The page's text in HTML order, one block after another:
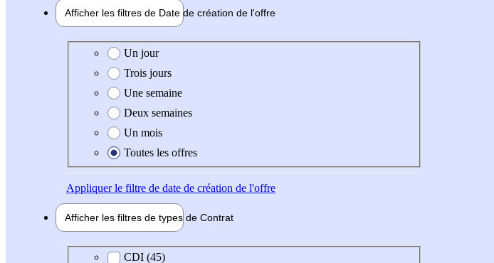
Afficher les filtres de Date de création de l'offre
Date de création de l'offre
Un jour
Trois jours
Une semaine
Deux semaines
Un mois
Toutes les offres
Appliquerle filtre de date de création de l'offre
Afficher les filtres de types de Contrat
Type de contratCDI (45)